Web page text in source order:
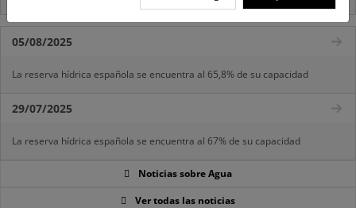
05/08/2025
La reserva hídrica española se encuentra al 65,8% de su capacidad
29/07/2025
La reserva hídrica española se encuentra al 67% de su capacidad
Noticias sobre Agua
Ver todas las noticias